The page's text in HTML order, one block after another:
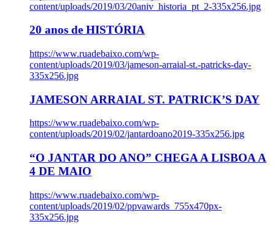
content/uploads/2019/03/20aniv_historia_pt_2-335x256.jpg
20 anos de HISTÓRIA
https://www.ruadebaixo.com/wp-
content/uploads/2019/03/jameson-arraial-st.-patricks-day-
335x256.jpg
JAMESON ARRAIAL ST. PATRICK’S DAY
https://www.ruadebaixo.com/wp-
content/uploads/2019/02/jantardoano2019-335x256.jpg
“O JANTAR DO ANO” CHEGA A LISBOA A
4 DE MAIO
https://www.ruadebaixo.com/wp-
content/uploads/2019/02/ppvawards_755x470px-
335x256.jpg